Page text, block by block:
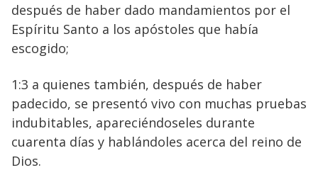
después de haber dado mandamientos por el
Espíritu Santo a los apóstoles que había
escogido;
1:3 a quienes también, después de haber
padecido, se presentó vivo con muchas pruebas
indubitables, apareciéndoseles durante
cuarenta días y hablándoles acerca del reino de
Dios.